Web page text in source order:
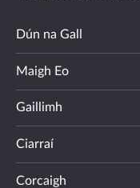
Dún na Gall
Maigh Eo
Gaillimh
Ciarraí
Corcaigh